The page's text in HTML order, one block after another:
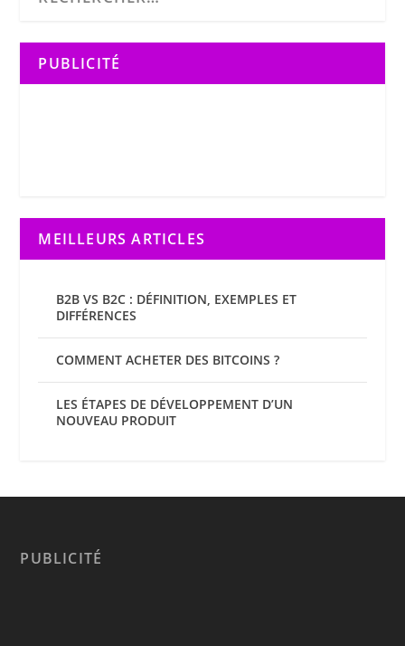
PUBLICITÉ
MEILLEURS ARTICLES
B2B VS B2C : DÉFINITION, EXEMPLES ET
DIFFÉRENCES
COMMENT ACHETER DES BITCOINS ?
LES ÉTAPES DE DÉVELOPPEMENT D’UN
NOUVEAU PRODUIT
PUBLICITÉ